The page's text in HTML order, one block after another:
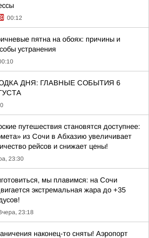
00:12
пятна на обоях: причины и
устранения
ДНЯ: ГЛАВНЫЕ СОБЫТИЯ 6
путешествия становятся доступнее:
из Сочи в Абхазию увеличивает
рейсов и снижает цены!
23:30
мы плавимся: на Сочи
экстремальная жара до +35
23:18
наконец-то сняты! Аэропорт